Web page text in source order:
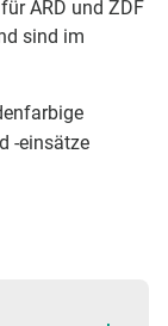
ARD und ZDF
sind im
-einsätze